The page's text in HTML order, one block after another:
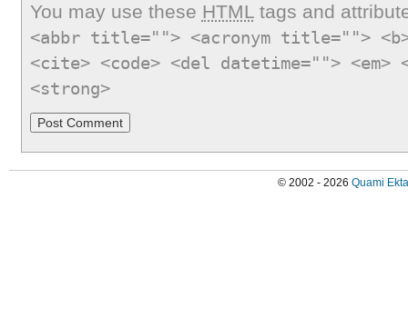
You may use these HTMLtags and
<abbr title=""> <acronym title="">
<cite> <code> <del datetime="">
<strong>
© 2002 - 2026 Quami